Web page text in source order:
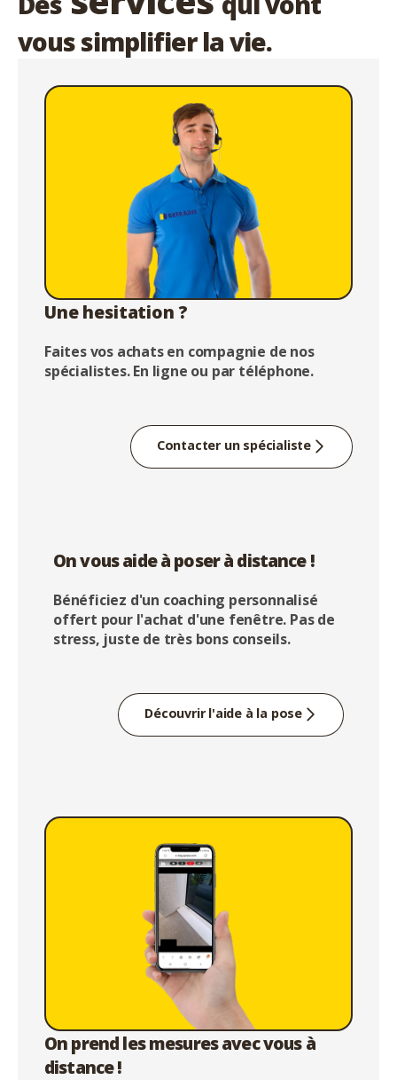
vous simplifier la vie.
Une hesitation ?
Faites vos achats en compagnie de nos
spécialistes. En ligne ou par téléphone.
Contacter un spécialiste
On vous aide à poser à distance !
Bénéficiez d'un coaching personnalisé
offert pour l'achat d'une fenêtre. Pas de
stress, juste de très bons conseils.
Découvrir l'aide à la pose
On prend les mesures avec vous à
distance !